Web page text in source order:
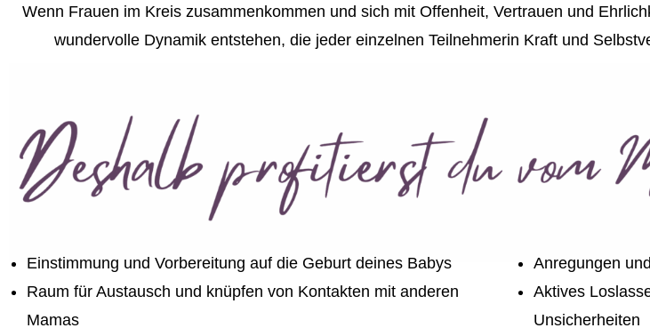
Wenn Frauen im Kreis zusammenkommen und sich mit Offenheit, Vertrauen und
wundervolle Dynamik entstehen, die jeder einzelnen Teilnehmerin Kraft und
Einstimmung und Vorbereitung auf die Geburt deines Babys
Raum für Austausch und knüpfen von Kontakten mit anderen
Mamas
Anregungen
Aktives
Unsicherheiten